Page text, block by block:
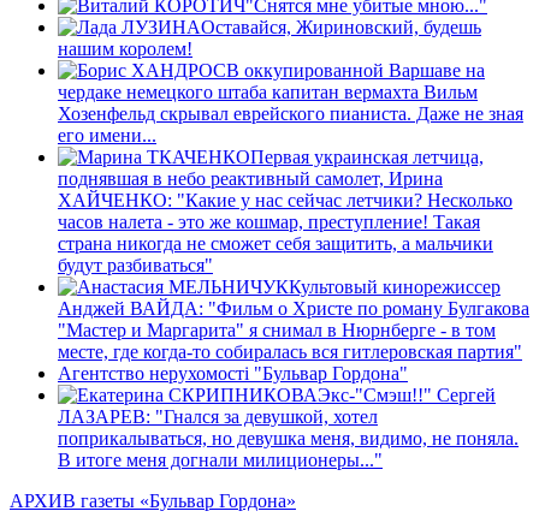
"Снятся мне убитые мною..."
Оставайся, Жириновский, будешь
нашим королем!
В оккупированной Варшаве на
чердаке немецкого штаба капитан вермахта Вильм
Хозенфельд скрывал еврейского пианиста. Даже не зная
его имени...
Первая украинская летчица,
поднявшая в небо реактивный самолет, Ирина
ХАЙЧЕНКО: "Какие у нас сейчас летчики? Несколько
часов налета - это же кошмар, преступление! Такая
страна никогда не сможет себя защитить, а мальчики
будут разбиваться"
Культовый кинорежиссер
Анджей ВАЙДА: "Фильм о Христе по роману Булгакова
"Мастер и Маргарита" я снимал в Нюрнберге - в том
месте, где когда-то собиралась вся гитлеровская партия"
Агентство нерухомості "Бульвар Гордона"
Экс-"Смэш!!" Сергей
ЛАЗАРЕВ: "Гнался за девушкой, хотел
поприкалываться, но девушка меня, видимо, не поняла.
В итоге меня догнали милиционеры..."
АРХИВ газеты «Бульвар Гордона»